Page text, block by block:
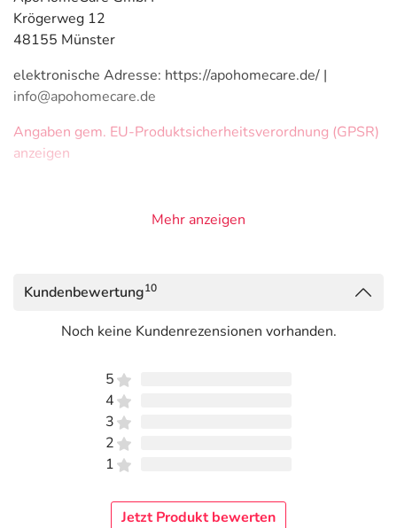
Krögerweg 12
48155 Münster
elektronische Adresse: https://apohomecare.de/ |
info@apohomecare.de
Angaben gem. EU-Produktsicherheitsverordnung (GPSR)
anzeigen
Mehr anzeigen
Kundenbewertung10
Noch keine Kundenrezensionen vorhanden.
5
4
3
2
1
Jetzt Produkt bewerten